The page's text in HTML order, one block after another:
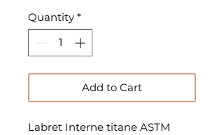
Quantity *
Add to Cart
Labret Interne titane ASTM